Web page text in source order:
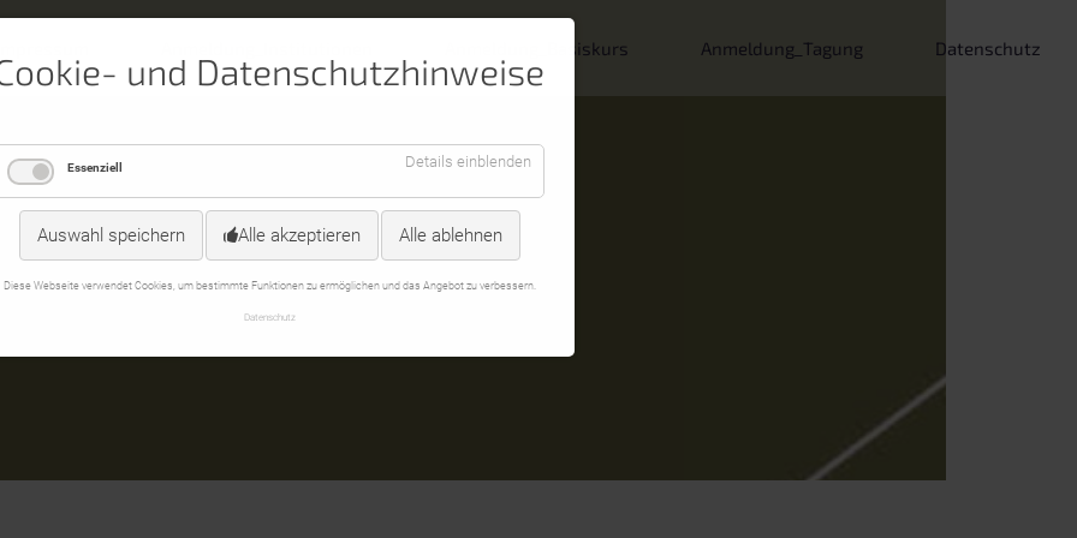
Anmeldung_Basiskurs Anmeldung_Tagung Datenschutz
und Datenschutzhinweise
Essenziell Details einblenden
Auswahl speichern Alle akzeptieren Alle ablehnen
Diese Webseite verwendet Cookies, um bestimmte Funktionen zu ermöglichen und das Angebot zu verbessern.
Datenschutz